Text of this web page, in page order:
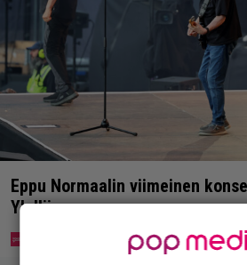
Eppu Normaalin viimeinen
Ylellä